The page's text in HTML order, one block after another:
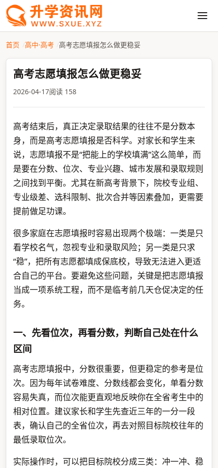
首页 高中·高考 高考志愿填报怎么做更稳妥
高考志愿填报怎么做更稳妥
2026-04-17阅读 158
高考结束后，真正决定录取结果的往往不是分数本
身，而是高考志愿填报是否科学。对家长和学生来
说，志愿填报不是“把能上的学校填满”这么简单，而
是要在分数、位次、专业兴趣、城市发展和录取规则
之间找到平衡。尤其在新高考背景下，院校专业组、
专业级差、选科限制、批次合并等因素叠加，更需要
提前做足功课。
很多家庭在志愿填报时容易出现两个极端：一类是只
看学校名气，忽视专业和录取风险；另一类是只求
“稳”，把所有志愿都填成保底校，导致无法进入更适
合自己的平台。要避免这些问题，关键是把志愿填报
当成一项系统工程，而不是临考前几天仓促决定的任
务。
一、先看位次，再看分数，判断自己处在什么
区间
高考志愿填报中，分数很重要，但更稳定的参考是位
次。因为每年试卷难度、分数线都会变化，单看分数
容易失真，而位次能更直观地反映你在全省考生中的
相对位置。建议家长和学生先查近三年的一分一段
表，确认自己的全省位次，再去对照目标院校往年的
最低录取位次。
实际操作时，可以把目标院校分成三类：冲一冲、稳